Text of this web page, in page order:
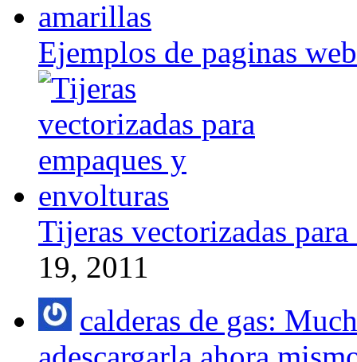
Ejemplos de paginas
Tijeras vectorizadas
19, 2011
calderas de gas: